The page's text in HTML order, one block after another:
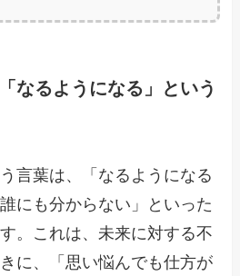
なるようになる」という
言葉は、「なるようになる
にも分からない」といった
。これは、未来に対する不
に、「思い悩んでも仕方が